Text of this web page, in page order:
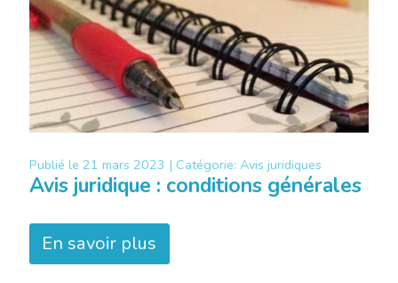
Publié le 21 mars 2023 | Catégorie: Avis juridiques
Avis juridique : conditions générales
En savoir plus